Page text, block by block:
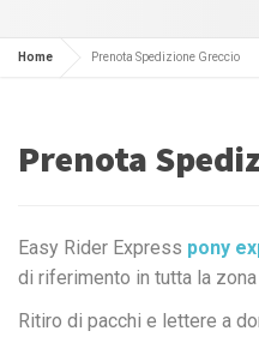
Home Prenota Spedizione Greccio
Prenota
Easy Rider Express pony
di riferimento in tutta la zona
Ritiro di pacchi e lettere a